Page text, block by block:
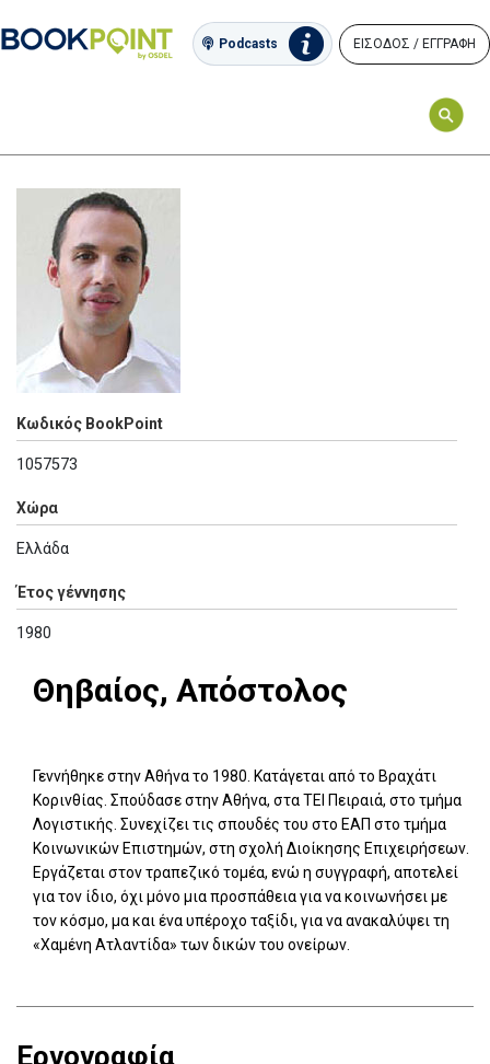
Podcasts ΕΙΣΟΔΟΣ / ΕΓΓΡΑΦΗ
Κωδικός BookPoint
1057573
Χώρα
Ελλάδα
Έτος γέννησης
1980
Θηβαίος, Απόστολος
Γεννήθηκε στην Αθήνα το 1980. Κατάγεται από το Βραχάτι
Κορινθίας. Σπούδασε στην Αθήνα, στα ΤΕΙ Πειραιά, στο τμήμα
Λογιστικής. Συνεχίζει τις σπουδές του στο ΕΑΠ στο τμήμα
Κοινωνικών Επιστημών, στη σχολή Διοίκησης Επιχειρήσεων.
Εργάζεται στον τραπεζικό τομέα, ενώ η συγγραφή, αποτελεί
για τον ίδιο, όχι μόνο μια προσπάθεια για να κοινωνήσει με
τον κόσμο, μα και ένα υπέροχο ταξίδι, για να ανακαλύψει τη
«Χαμένη Ατλαντίδα» των δικών του ονείρων.
Εργογραφία